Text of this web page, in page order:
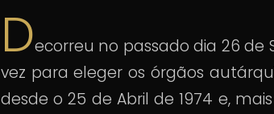
Decorreu no passado dia 26
vez para eleger os órgãos
desde o 25 de Abril de 1974 e,